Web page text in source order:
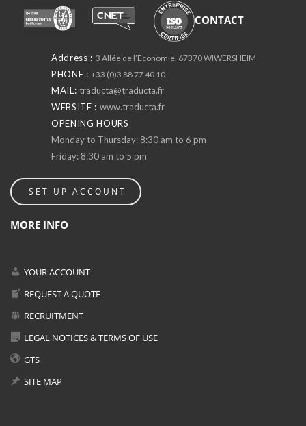
CONTACT
Address : 3 Allée de l’Economie, 67370 WIWERSHEIM
PHONE :+33 (0)3 88 77 40 10
MAIL: traducta@traducta.fr
WEBSITE : www.traducta.fr
OPENING HOURS
Monday to Thursday: 8:30 am to 6 pm
Friday: 8:30 am to 5 pm
SET UP ACCOUNT
MORE INFO
YOUR ACCOUNT
REQUEST A QUOTE
RECRUITMENT
LEGAL NOTICES & TERMS OF USE
GTS
SITE MAP